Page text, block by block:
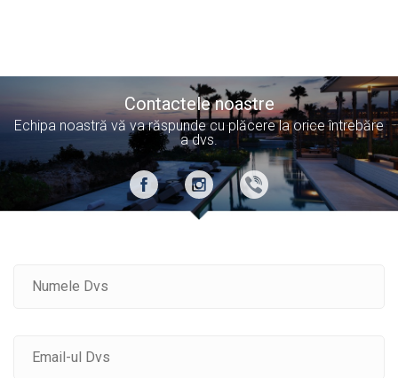
Contactele noastre
Echipa noastră vă va răspunde cu plăcere la orice întrebăre
a dvs.